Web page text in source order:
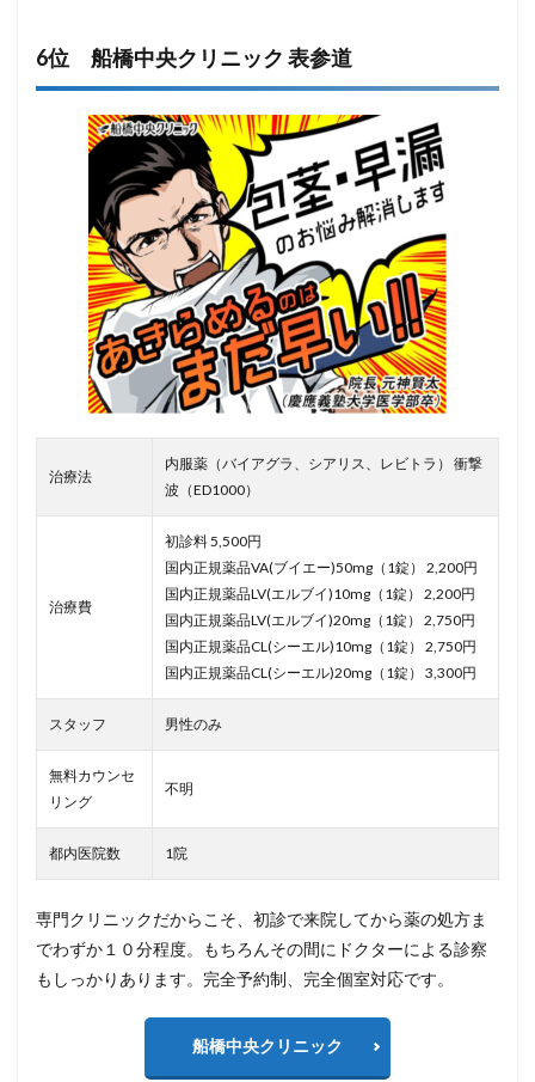
6位 船橋中央クリニック 表参道
治療法
内服薬（バイアグラ、シアリス、レビトラ） 衝撃
波（ED1000）
治療費
初診料 5,500円
国内正規薬品VA(ブイエー)50mg（1錠） 2,200円
国内正規薬品LV(エルブイ)10mg（1錠） 2,200円
国内正規薬品LV(エルブイ)20mg（1錠） 2,750円
国内正規薬品CL(シーエル)10mg（1錠） 2,750円
国内正規薬品CL(シーエル)20mg（1錠） 3,300円
スタッフ 男性のみ
無料カウンセ
リング
不明
都内医院数 1院
専門クリニックだからこそ、初診で来院してから薬の処方ま
でわずか１０分程度。もちろんその間にドクターによる診察
もしっかりあります。完全予約制、完全個室対応です。
船橋中央クリニック